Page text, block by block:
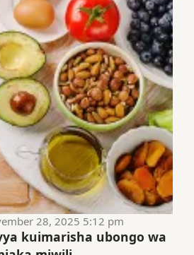
28, 2025 5:12 pm
kuimarisha ubongo wa